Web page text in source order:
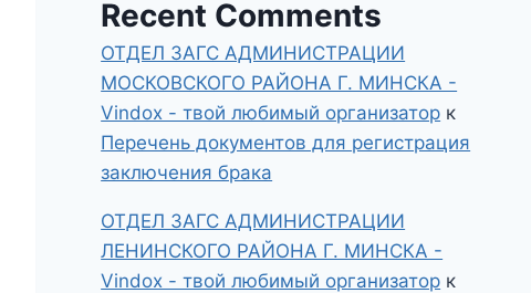
Recent Comments
ОТДЕЛ ЗАГС АДМИНИСТРАЦИИ
МОСКОВСКОГО РАЙОНА Г. МИНСКА -
Vindox - твой любимый организатор к
Перечень документов для регистрация
заключения брака
ОТДЕЛ ЗАГС АДМИНИСТРАЦИИ
ЛЕНИНСКОГО РАЙОНА Г. МИНСКА -
Vindox - твой любимый организатор к